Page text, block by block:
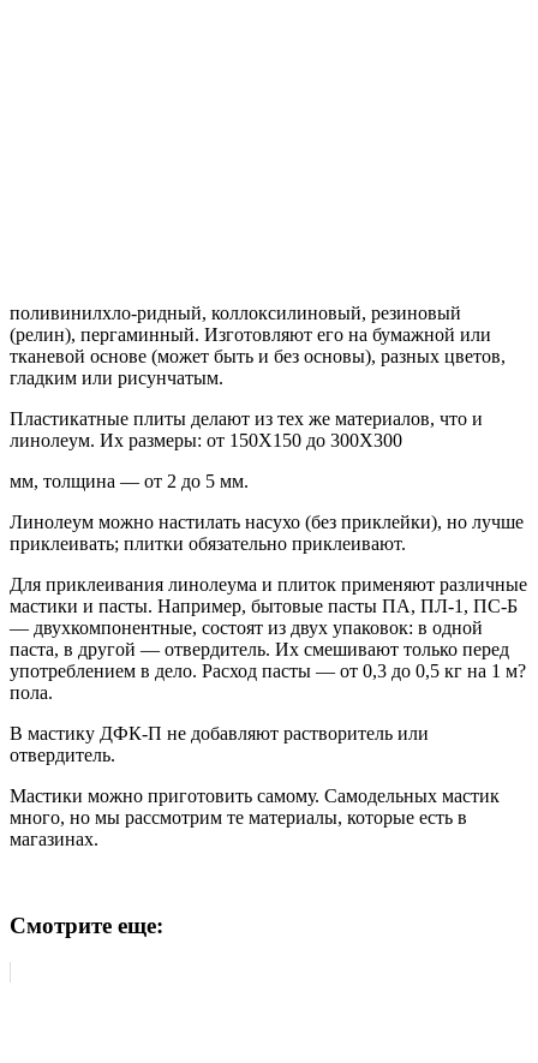
поливинилхло-ридный, коллоксилиновый, резиновый
(релин), пергаминный. Изготовляют его на бумажной или
тканевой основе (может быть и без основы), разных цветов,
гладким или рисунчатым.
Пластикатные плиты делают из тех же материалов, что и
линолеум. Их размеры: от 150X150 до 300X300
мм, толщина — от 2 до 5 мм.
Линолеум можно настилать насухо (без приклейки), но лучше
приклеивать; плитки обязательно приклеивают.
Для приклеивания линолеума и плиток применяют различные
мастики и пасты. Например, бытовые пасты ПА, ПЛ-1, ПС-Б
— двухкомпонентные, состоят из двух упаковок: в одной
паста, в другой — отвердитель. Их смешивают только перед
употреблением в дело. Расход пасты — от 0,3 до 0,5 кг на 1 м?
пола.
В мастику ДФК-П не добавляют растворитель или
отвердитель.
Мастики можно приготовить самому. Самодельных мастик
много, но мы рассмотрим те материалы, которые есть в
магазинах.
Смотрите еще: